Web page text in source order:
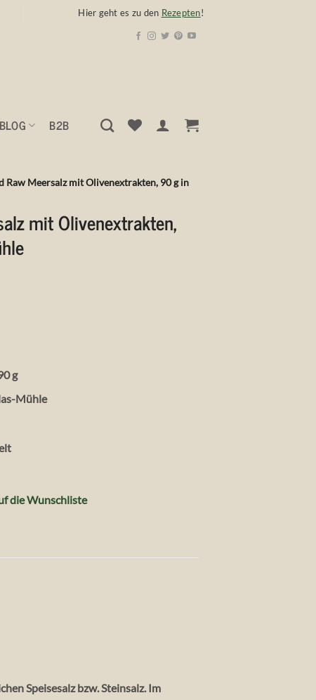
Hier geht es zu den Rezepten!
BLOG B2B
Raw Meersalz mit Olivenextrakten, 90 g in
mit Olivenextrakten,
g
Mühle
die Wunschliste
Speisesalz bzw. Steinsalz. Im